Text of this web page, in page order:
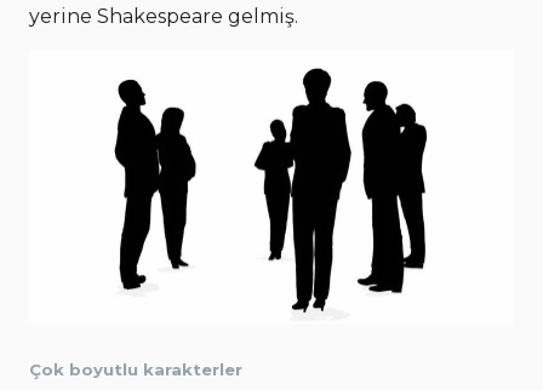
yerine Shakespeare gelmiş.
Çok boyutlu karakterler